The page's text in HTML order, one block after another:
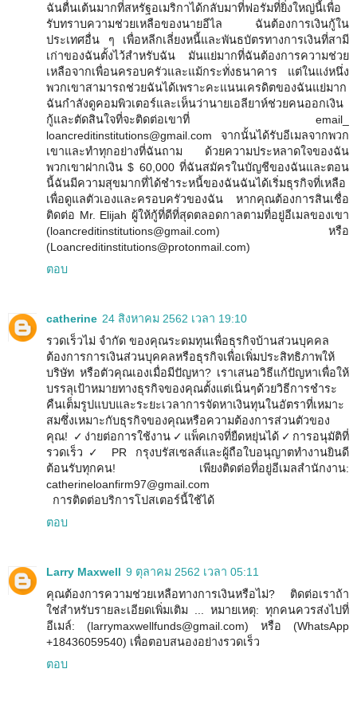
ฉันตื่นเต้นมากที่สหรัฐอเมริกาได้กลับมาที่ฟอรัมที่ยิ่งใหญ่นี้เพื่อ
รับทราบความช่วยเหลือของนายอีไล ฉันต้องการเงินกู้ใน
ประเทศอื่น ๆ เพื่อหลีกเลี่ยงหนี้และพันธบัตรทางการเงินที่สามี
เก่าของฉันตั้งไว้สำหรับฉัน มันแย่มากที่ฉันต้องการความช่วย
เหลือจากเพื่อนครอบครัวและแม้กระทั่งธนาคาร แต่ในแง่หนึ่ง
พวกเขาสามารถช่วยฉันได้เพราะคะแนนเครดิตของฉันแย่มาก
ฉันกำลังดูคอมพิวเตอร์และเห็นว่านายเอลียาห์ช่วยคนออกเงิน
กู้และตัดสินใจที่จะติดต่อเขาที่ email_
loancreditinstitutions@gmail.com จากนั้นได้รับอีเมลจากพวก
เขาและทำทุกอย่างที่ฉันถาม ด้วยความประหลาดใจของฉัน
พวกเขาฝากเงิน $ 60,000 ที่ฉันสมัครในบัญชีของฉันและตอน
นี้ฉันมีความสุขมากที่ได้ชำระหนี้ของฉันฉันได้เริ่มธุรกิจที่เหลือ
เพื่อดูแลตัวเองและครอบครัวของฉัน หากคุณต้องการสินเชื่อ
ติดต่อ Mr. Elijah ผู้ให้กู้ที่ดีที่สุดตลอดกาลตามที่อยู่อีเมลของเขา
(loancreditinstitutions@gmail.com) หรือ
(Loancreditinstitutions@protonmail.com)
ตอบ
catherine 24 สิงหาคม 2562 เวลา 19:10
รวดเร็วไม่ จำกัด ของคุณระดมทุนเพื่อธุรกิจบ้านส่วนบุคคล
ต้องการการเงินส่วนบุคคลหรือธุรกิจเพื่อเพิ่มประสิทธิภาพให้
บริษัท หรือตัวคุณเองเมื่อมีปัญหา? เราเสนอวิธีแก้ปัญหาเพื่อให้
บรรลุเป้าหมายทางธุรกิจของคุณตั้งแต่เนิ่นๆด้วยวิธีการชำระ
คืนเต็มรูปแบบและระยะเวลาการจัดหาเงินทุนในอัตราที่เหมาะ
สมซึ่งเหมาะกับธุรกิจของคุณหรือความต้องการส่วนตัวของ
คุณ! ✓ง่ายต่อการใช้งาน✓แพ็คเกจที่ยืดหยุ่นได้✓การอนุมัติที่
รวดเร็ว✓ PR กรุงบรัสเซลส์และผู้ถือใบอนุญาตทำงานยินดี
ต้อนรับทุกคน! เพียงติดต่อที่อยู่อีเมลสำนักงาน:
catherineloanfirm97@gmail.com
การติดต่อบริการโปสเตอร์นี้ใช้ได้
ตอบ
Larry Maxwell 9 ตุลาคม 2562 เวลา 05:11
คุณต้องการความช่วยเหลือทางการเงินหรือไม่? ติดต่อเราถ้า
ใช่สำหรับรายละเอียดเพิ่มเติม ... หมายเหตุ: ทุกคนควรส่งไปที่
อีเมล์: (larrymaxwellfunds@gmail.com) หรือ (WhatsApp
+18436059540) เพื่อตอบสนองอย่างรวดเร็ว
ตอบ